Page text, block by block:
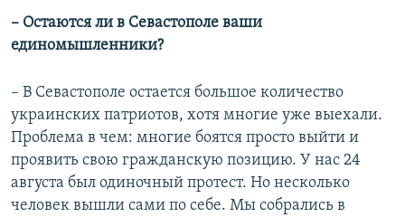
– Остаются ли в Севастополе ваши
единомышленники?
– В Севастополе остается большое количество
украинских патриотов, хотя многие уже выехали.
Проблема в чем: многие боятся просто выйти и
проявить свою гражданскую позицию. У нас 24
августа был одиночный протест. Но несколько
человек вышли сами по себе. Мы собрались в